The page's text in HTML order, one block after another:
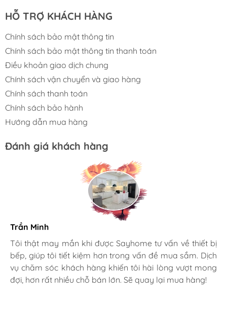
vực như: Tủ bếp, tủ quần áo, tủ rượu, ngăn
kéo, phòng ngủ, phòng tắm...
Thông số kỹ thuật của T
SH90D23
Tâm lỗ vít: 96-128mm
Chiều dài: 144-175mm
Chiều rộng: 24-26mm
Chiều cao: 28mm
MUA TAY NẮM TỦ Ở ĐÂU?
Mua tay nắm tủ ở đâu luôn là câu hỏi được nhiều
HỖ TRỢ KHÁCH HÀNG
Chính sách bảo mật thông tin
Chính sách bảo mật thông tin thanh toán
Điều khoản giao dịch chung
Chính sách vận chuyển và giao hàng
Chính sách thanh toán
Chính sách bảo hành
Hướng dẫn mua hàng
Đánh giá khách hàng
Gia đình bác sĩ X.A
Mình rất mê cách nhân viên tư vấn, chăm sóc khách tận
tình, chu đáo tại Sayhome. Mình đã mua 2 máy rửa bát
cho mình và bố mẹ chồng,chất lượng ổn định. Ở đây có
Trần Minh
Tôi thật may mắn khi được Sayhome tư vấn về thiết bị
bếp, giúp tôi tiết kiệm hơn trong vấn đề mua sắm. Dịch
vụ chăm sóc khách hàng khiến tôi hài lòng vượt mong
đợi, hơn rất nhiều chỗ bán lớn. Sẽ quay lại mua hàng!